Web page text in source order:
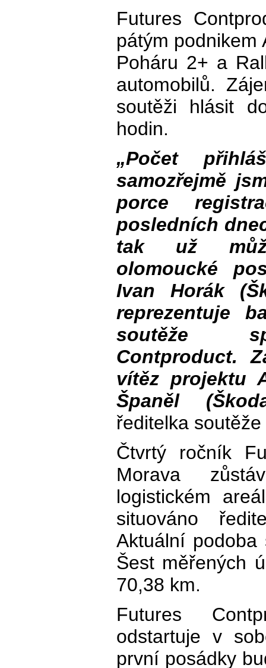
Futures
pátým podnikem
Poháru 2+ a
automobilů.
soutěži hlásit
hodin.
„Počet
samozřejmě
porce
posledních
tak už
olomoucké
Ivan Horák
reprezentuje
soutěže
Contproduct.
vítěz projektu
Španěl
ředitelka
Čtvrtý ročník
Morava
logistickém
situováno
Aktuální
Šest měřených
70,38 km.
Futures
odstartuje v
první posádky